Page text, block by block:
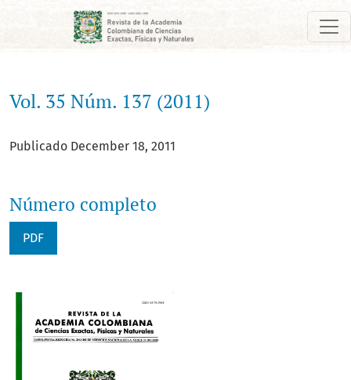
Vol. 35 Núm. 137 (2011)
Vol. 35 Núm. 137 (2011)
Publicado December 18, 2011
Número completo
PDF